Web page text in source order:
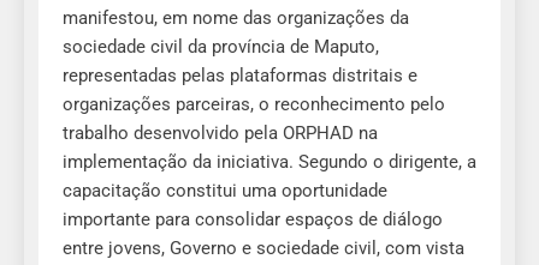
manifestou, em nome das organizações da
sociedade civil da província de Maputo,
representadas pelas plataformas distritais e
organizações parceiras, o reconhecimento pelo
trabalho desenvolvido pela ORPHAD na
implementação da iniciativa. Segundo o dirigente, a
capacitação constitui uma oportunidade
importante para consolidar espaços de diálogo
entre jovens, Governo e sociedade civil, com vista